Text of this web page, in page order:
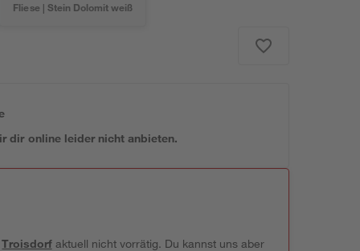
Fliese | Stein Dolomit weiß
dir online leider nicht anbieten.
Troisdorfaktuell nicht vorrätig. Du kannst uns aber